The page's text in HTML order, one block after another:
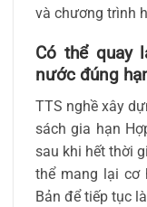
và chương trình
Có thể quay
nước đúng
TTS nghề xây
sách gia hạn
sau khi hết thời
thể mang lại cơ
Bản để tiếp tục